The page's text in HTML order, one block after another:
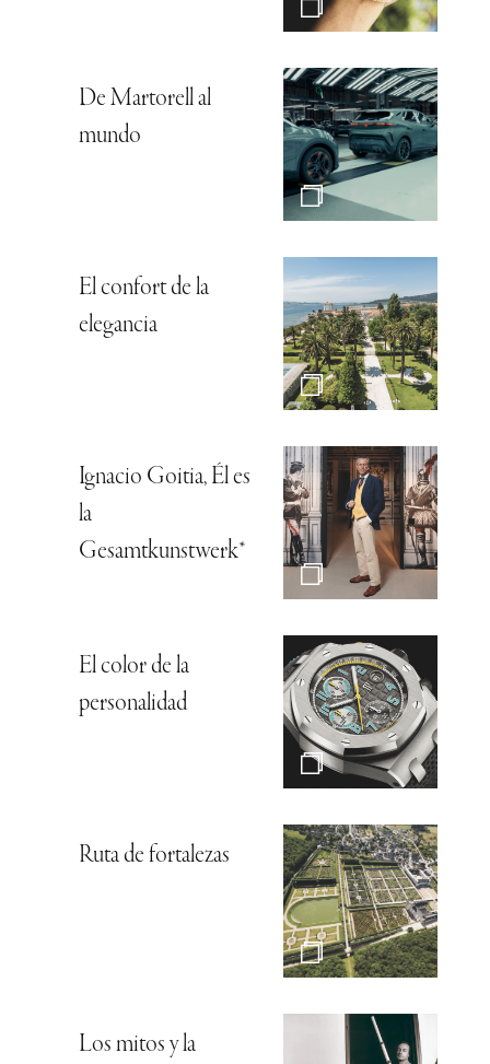
De Martorell al
mundo
El confort de la
elegancia
Ignacio Goitia, Él es
la
Gesamtkunstwerk*
El color de la
personalidad
Ruta de fortalezas
Los mitos y la